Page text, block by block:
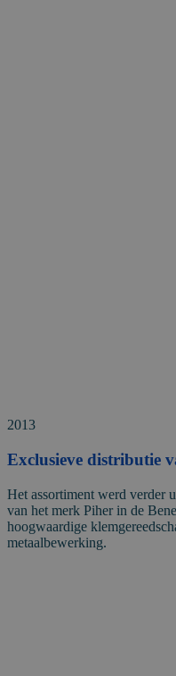
2013
Exclusieve distributie
Het assortiment werd verder
van het merk Piher in de
hoogwaardige
metaalbewerking.